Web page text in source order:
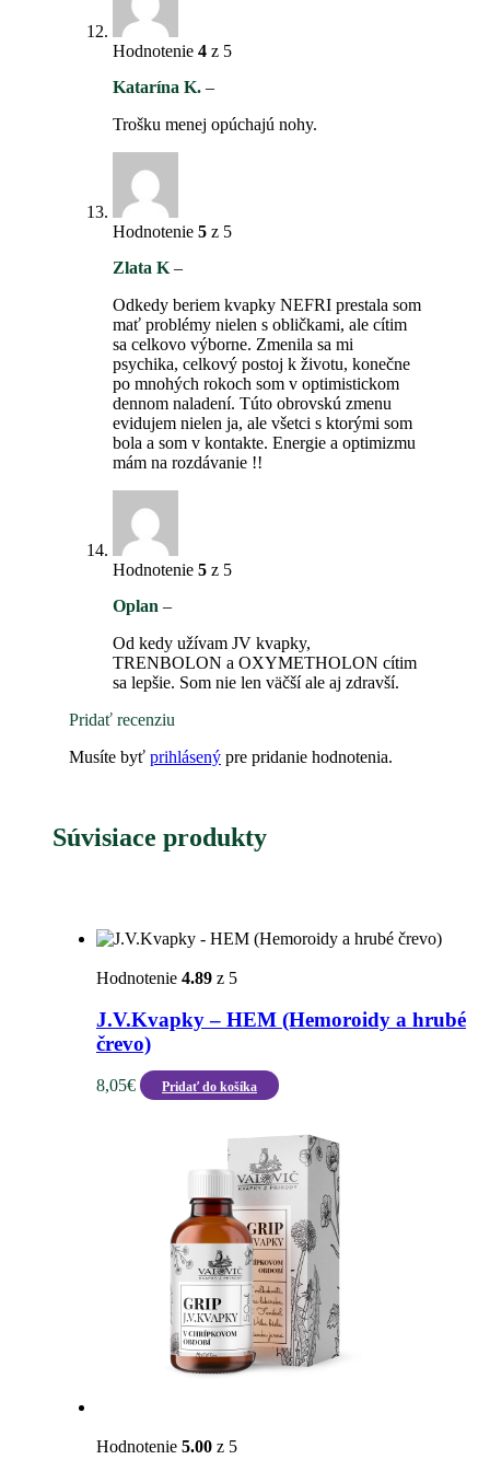
Hodnotenie 4 z 5
Katarína K. –
Trošku menej opúchajú nohy.
Hodnotenie 5 z 5
Zlata K –
Odkedy beriem kvapky NEFRI prestala som
mať problémy nielen s obličkami, ale cítim
sa celkovo výborne. Zmenila sa mi
psychika, celkový postoj k životu, konečne
po mnohých rokoch som v optimistickom
dennom naladení. Túto obrovskú zmenu
evidujem nielen ja, ale všetci s ktorými som
bola a som v kontakte. Energie a optimizmu
mám na rozdávanie !!
Hodnotenie 5 z 5
Oplan –
Od kedy užívam JV kvapky,
TRENBOLON a OXYMETHOLON cítim
sa lepšie. Som nie len väčší ale aj zdravší.
Pridať recenziu
Musíte byť prihlásený pre pridanie hodnotenia.
Súvisiace produkty
Hodnotenie 4.89 z 5
J.V.Kvapky – HEM (Hemoroidy a hrubé
črevo)
8,05€ Pridať do košíka
Hodnotenie 5.00 z 5